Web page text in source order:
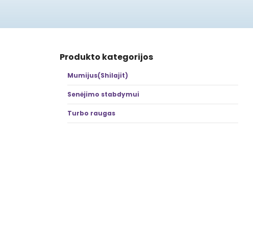
Produkto kategorijos
Mumijus(Shilajit)
Senėjimo stabdymui
Turbo raugas